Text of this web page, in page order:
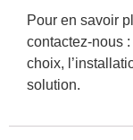
Pour en savoir
contactez-nous
choix,
solution.